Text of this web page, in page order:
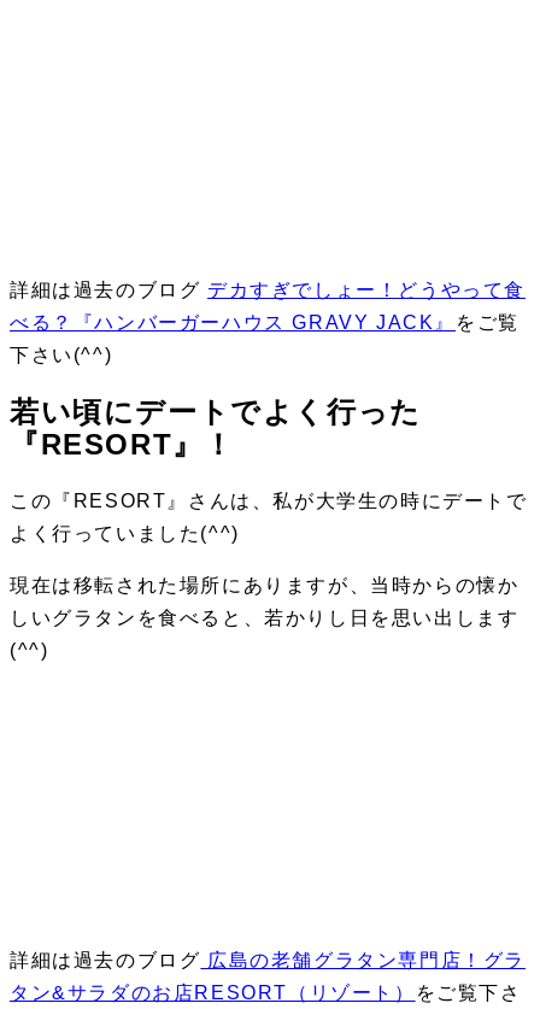
詳細は過去のブログ デカすぎでしょー！どうやって食
べる？『ハンバーガーハウス GRAVY JACK』
をご覧
下さい(^^)
若い頃にデートでよく行った
『RESORT』！
この『RESORT』さんは、私が大学生の時にデートで
よく行っていました(^^)
現在は移転された場所にありますが、当時からの懐か
しいグラタンを食べると、若かりし日を思い出します
(^^)
詳細は過去のブログ 広島の老舗グラタン専門店！グラ
タン&サラダのお店RESORT（リゾート）
をご覧下さ